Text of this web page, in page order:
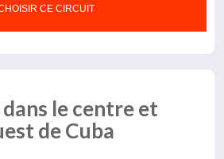
CE CIRCUIT
le centre et
de Cuba